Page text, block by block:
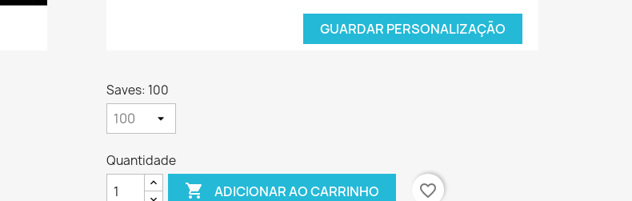
GUARDAR PERSONALIZAÇÃO
Saves: 100
Quantidade
 ADICIONAR AO CARRINHO
favorite_border